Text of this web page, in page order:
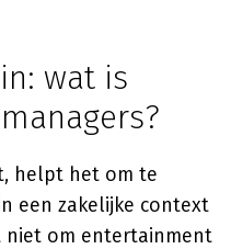
wat is
helpt het om te
een zakelijke context
niet om entertainment